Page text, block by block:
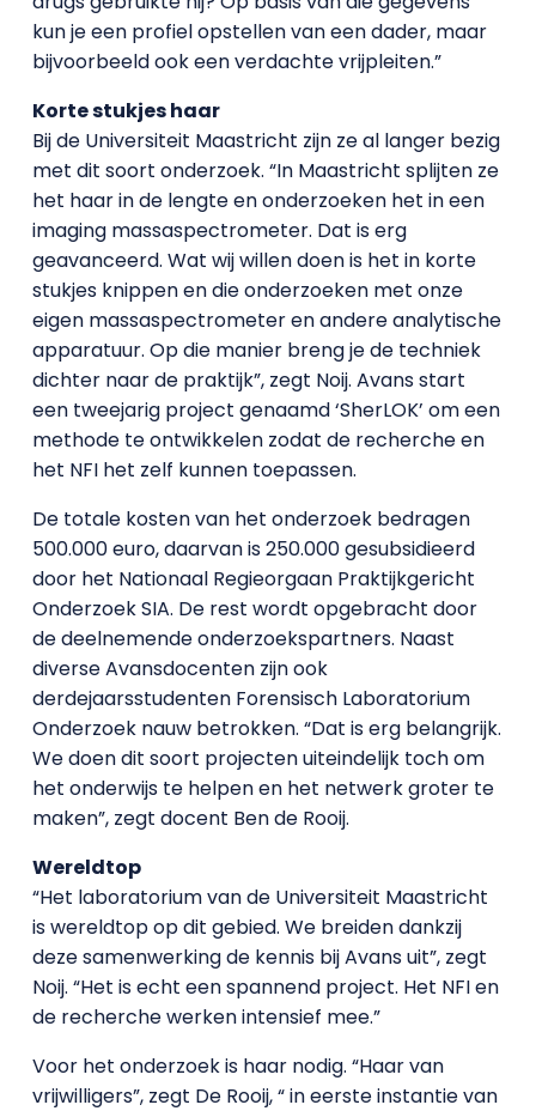
kun je een profiel opstellen van een dader, maar
bijvoorbeeld ook een verdachte vrijpleiten.”
Korte stukjes haar
Bij de Universiteit Maastricht zijn ze al langer bezig
met dit soort onderzoek. “In Maastricht splijten ze
het haar in de lengte en onderzoeken het in een
imaging massaspectrometer. Dat is erg
geavanceerd. Wat wij willen doen is het in korte
stukjes knippen en die onderzoeken met onze
eigen massaspectrometer en andere analytische
apparatuur. Op die manier breng je de techniek
dichter naar de praktijk”, zegt Noij. Avans start
een tweejarig project genaamd ‘SherLOK’ om een
methode te ontwikkelen zodat de recherche en
het NFI het zelf kunnen toepassen.
De totale kosten van het onderzoek bedragen
500.000 euro, daarvan is 250.000 gesubsidieerd
door het Nationaal Regieorgaan Praktijkgericht
Onderzoek SIA. De rest wordt opgebracht door
de deelnemende onderzoekspartners. Naast
diverse Avansdocenten zijn ook
derdejaarsstudenten Forensisch Laboratorium
Onderzoek nauw betrokken. “Dat is erg belangrijk.
We doen dit soort projecten uiteindelijk toch om
het onderwijs te helpen en het netwerk groter te
maken”, zegt docent Ben de Rooij.
Wereldtop
“Het laboratorium van de Universiteit Maastricht
is wereldtop op dit gebied. We breiden dankzij
deze samenwerking de kennis bij Avans uit”, zegt
Noij. “Het is echt een spannend project. Het NFI en
de recherche werken intensief mee.”
Voor het onderzoek is haar nodig. “Haar van
vrijwilligers”, zegt De Rooij, “ in eerste instantie van